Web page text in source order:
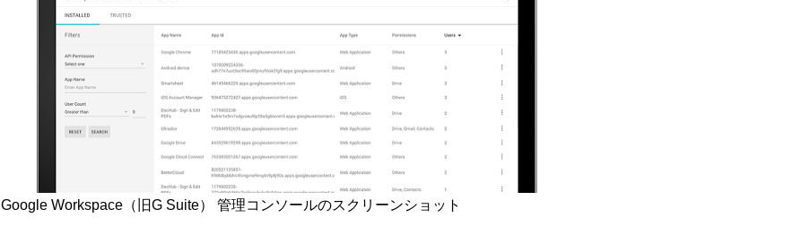
Google Workspace（旧G Suite） 管理コンソールのスクリーンショット